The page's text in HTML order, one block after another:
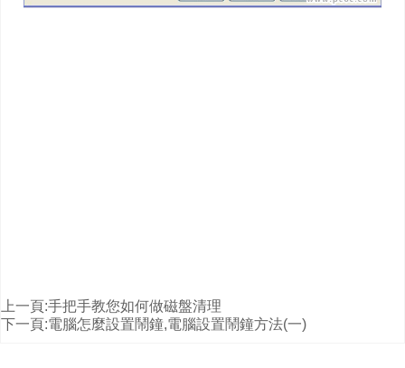
上一頁:手把手教您如何做磁盤清理
下一頁:電腦怎麼設置鬧鐘,電腦設置鬧鐘方法(一)